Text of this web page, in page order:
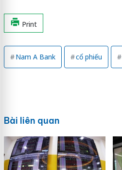
Print
Nam A Bank cổ phiếu
Bài liên quan